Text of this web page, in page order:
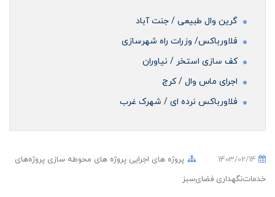
گرین وال طبیعی / جنت آباد
فلاورباکس/ وزرات راه شهرسازی
کف سازی استخر / نیاوران
اجرای ماس وال / کرج
فلاورباکس نرده ای / شهرک غرب
پروژه های اجرایی پروژه های محوطه سازی پروژه‌های
خدمات‌نگهداری فضای‌سبز